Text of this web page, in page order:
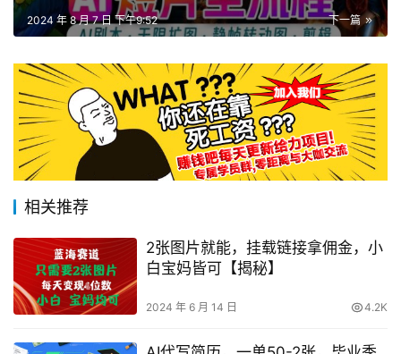
下一篇
2024 年 8 月 7 日 下午9:52
相关推荐
2张图片就能，挂载链接拿佣金，小
白宝妈皆可【揭秘】
2024 年 6 月 14 日 4.2K